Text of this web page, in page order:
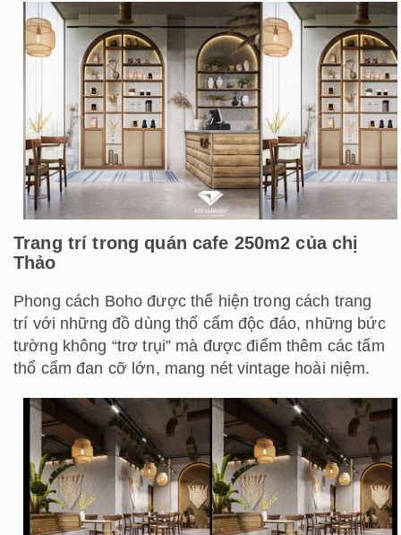
Trang trí trong quán cafe 250m2 của chị
Thảo
Phong cách Boho được thể hiện trong cách trang
trí với những đồ dùng thổ cẩm độc đáo, những bức
tường không “trơ trụi” mà được điểm thêm các tấm
thổ cẩm đan cỡ lớn, mang nét vintage hoài niệm.